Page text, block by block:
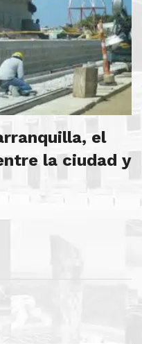
el
la ciudad y